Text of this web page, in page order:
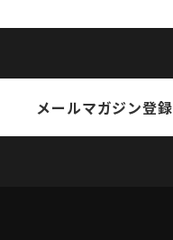
メールマガジン登録